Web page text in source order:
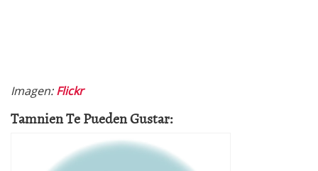
Imagen:Flickr
Tamnien Te Pueden Gustar: